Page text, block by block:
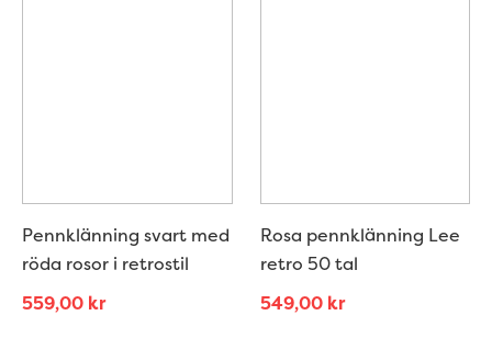
Pennklänning svart med
röda rosor i retrostil
559,00 kr
Rosa pennklänning Lee
retro 50 tal
549,00 kr